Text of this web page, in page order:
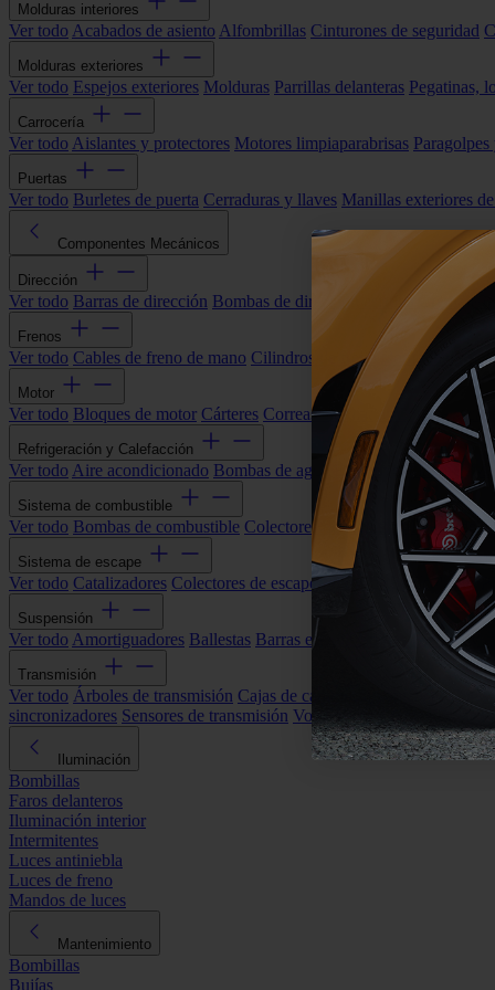
Molduras interiores
Ver todo Acabados de asiento Alfombrillas Cinturones de seguridad
Molduras exteriores
Ver todo Espejos exteriores Molduras Parrillas delanteras Pegatinas,
Carrocería
Ver todo Aislantes y protectores Motores limpiaparabrisas
Puertas
Ver todo Burletes de puerta Cerraduras y llaves Manillas exteriores
Componentes Mecánicos
Dirección
Ver todo Barras de dirección Bombas de dirección asistida
Frenos
Ver todo Cables de freno de mano Cilindros de freno Componentes
Motor
Ver todo Bloques de motor Cárteres Correas alternador Correas y
Refrigeración y Calefacción
Ver todo Aire acondicionado Bombas de agua Electroventiladores
Sistema de combustible
Ver todo Bombas de combustible Colectores de admisión Filtros de
Sistema de escape
Ver todo Catalizadores Colectores de escape Filtros de partículas
Suspensión
Ver todo Amortiguadores Ballestas Barras estabilizadoras Bieletas y
Transmisión
Ver todo Árboles de transmisión Cajas de cambios automáticas
sincronizadores Sensores de transmisión Volantes de motor
Iluminación
Bombillas
Faros delanteros
Iluminación interior
Intermitentes
Luces antiniebla
Luces de freno
Mandos de luces
Mantenimiento
Bombillas
Bujías